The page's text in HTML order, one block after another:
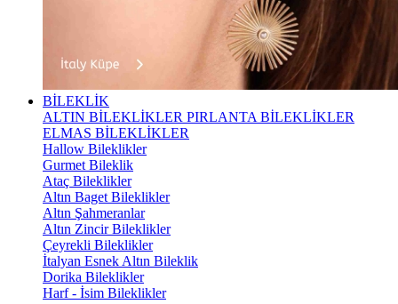
BİLEKLİK
ALTIN BİLEKLİKLER PIRLANTA BİLEKLİKLER
ELMAS BİLEKLİKLER
Hallow Bileklikler
Gurmet Bileklik
Ataç Bileklikler
Altın Baget Bileklikler
Altın Şahmeranlar
Altın Zincir Bileklikler
Çeyrekli Bileklikler
İtalyan Esnek Altın Bileklik
Dorika Bileklikler
Harf - İsim Bileklikler